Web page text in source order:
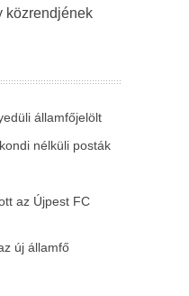
közrendjének
államfőjelölt
nélküli posták
az Újpest FC
új államfő